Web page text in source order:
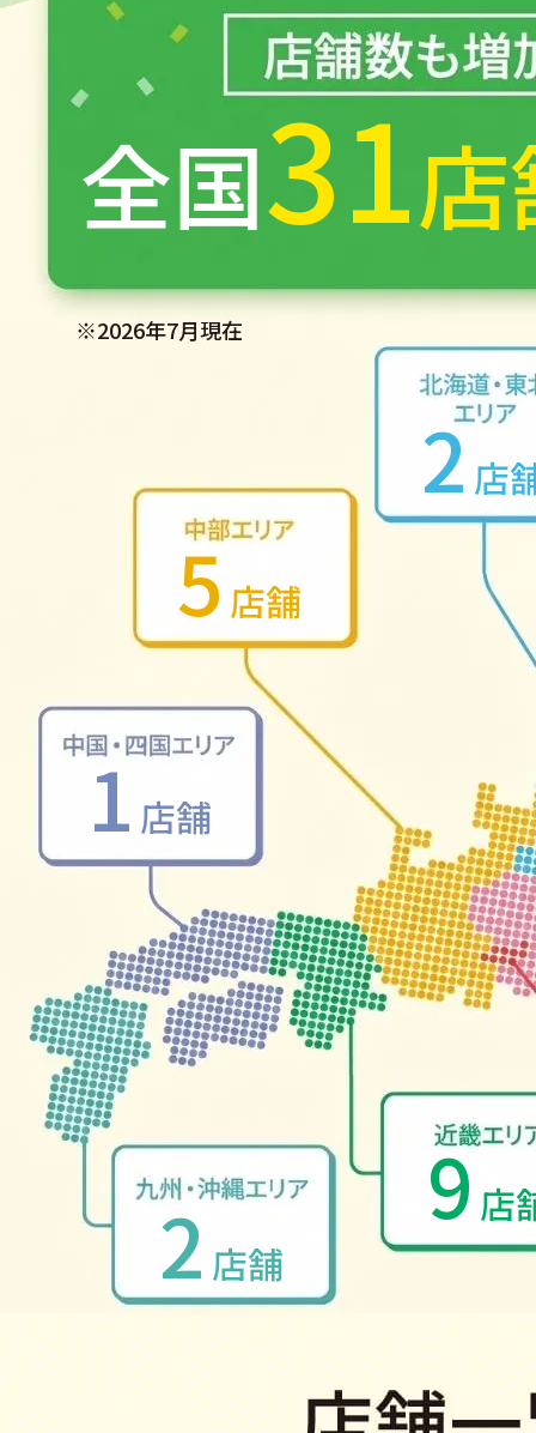
全国31
※2026年7月現在
2店
5店舗
1店舗
9店
2 店舗